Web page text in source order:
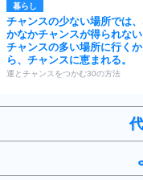
暮らし
チャンスの少ない場所では
かなかチャンスが得られない
チャンスの多い場所に行くか
ら、チャンスに恵まれる。
運とチャンスをつかむ30の方法